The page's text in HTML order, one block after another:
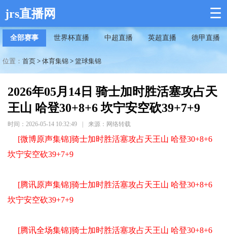
jrs直播网 ☰
全部赛事 世界杯直播 中超直播 英超直播 德甲直播
位置： 首页 > 体育集锦 > 篮球集锦
2026年05月14日 骑士加时胜活塞攻占天
王山 哈登30+8+6 坎宁安空砍39+7+9
时间：2026-05-14 10:32:49 来源：网络转载
[微博原声集锦]骑士加时胜活塞攻占天王山 哈登30+8+6
坎宁安空砍39+7+9
[腾讯原声集锦]骑士加时胜活塞攻占天王山 哈登30+8+6
坎宁安空砍39+7+9
[腾讯全场集锦]骑士加时胜活塞攻占天王山 哈登30+8+6